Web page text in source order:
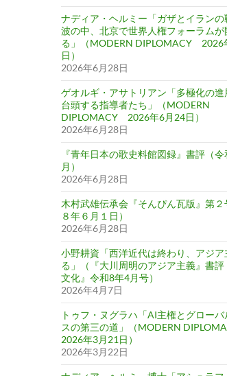
ナディア・ヘルミー「ガザとイランの
波の中、北京で世界人権フォーラムが
る」（MODERN DIPLOMACY 2026
日）
2026年6月28日
ゲオルギ・アサトリアン「多極化の進
台頭する指導者たち」（MODERN
DIPLOMACY 2026年6月24日）
2026年6月28日
『青年日本の歌史料館図録』書評（
月）
2026年6月28日
木村武雄伝承会『そんぴん瓦版』第２
８年６月１日）
2026年6月28日
小野耕資「西洋近代は終わり、アジア
る」（『大川周明のアジア主義』書
文化』令和8年4月号）
2026年4月7日
トゥフ・ヌグラハ「AI主権とグローバ
スの第三の道」（MODERN
2026年3月21日）
2026年3月22日